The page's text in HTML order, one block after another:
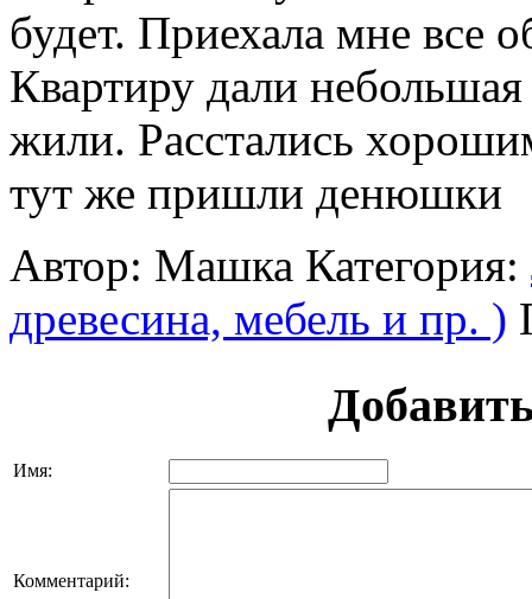
будет. Приехала мне все
Квартиру дали
жили. Расстались
тут же пришли денюшки
Автор: Машка Категория:
древесина, мебель и пр. )
Имя:
Комментарий: